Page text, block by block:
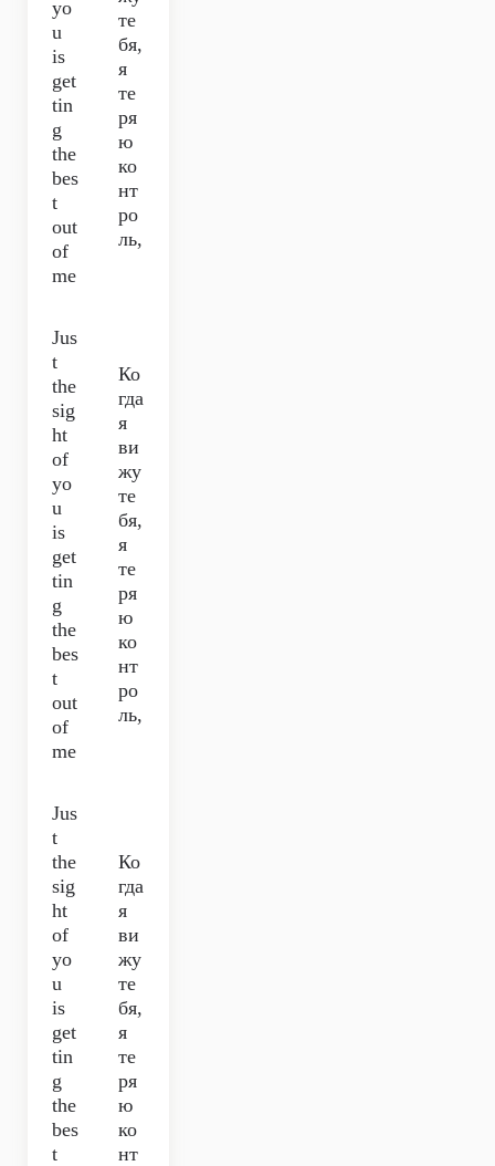
yo
u
is
get
tin
g
the
bes
t
out
of
me
те
бя,
я
те
ря
ю
ко
нт
ро
ль,
Jus
t
the
sig
ht
of
yo
u
is
get
tin
g
the
bes
t
out
of
me
Ко
гда
я
ви
жу
те
бя,
я
те
ря
ю
ко
нт
ро
ль,
Jus
t
the
sig
ht
of
yo
u
is
get
tin
g
the
bes
t
Ко
гда
я
ви
жу
те
бя,
я
те
ря
ю
ко
нт